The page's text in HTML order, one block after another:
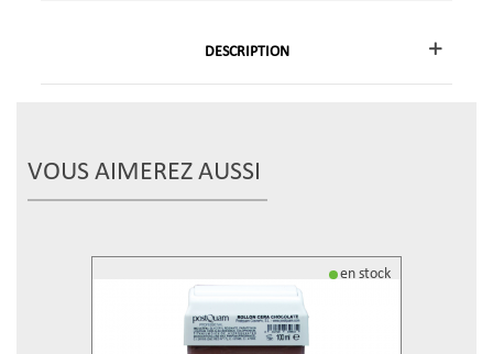
DESCRIPTION
VOUS AIMEREZ AUSSI
en stock